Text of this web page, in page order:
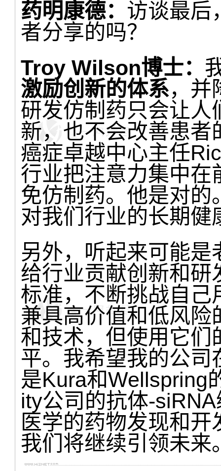
药明康德： 访谈最后
者分享的吗？
Troy Wilson博士：
激励创新的体系，并
研发仿制药只会让人
新，也不会改善患
癌症卓越中心主任
行业把注意力集中在
免仿制药。他是对
对我们行业的长期健
另外，听起来可能
给行业贡献创新和研
标准，不断挑战自己
兼具高价值和低风
和技术，但使用它们
平。我希望我的公
是Kura和Wellspring
ity公司的抗体-
医学的药物发现和
我们将继续引领未来